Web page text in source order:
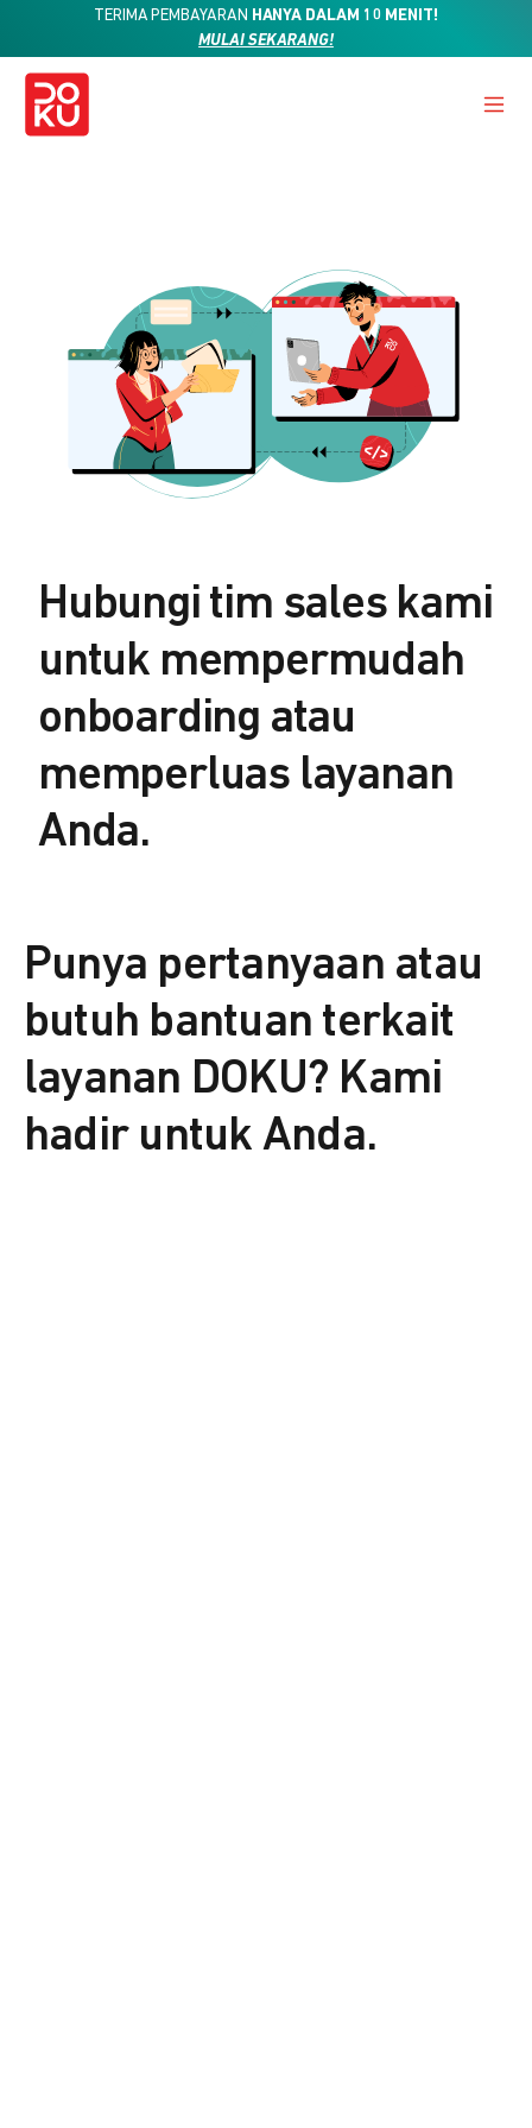
TERIMA PEMBAYARAN HANYA DALAM 10 MENIT!
MULAI SEKARANG!
Hubungi tim sales kami
untuk mempermudah
onboarding atau
memperluas layanan
Anda.
Punya pertanyaan atau
butuh bantuan terkait
layanan DOKU? Kami
hadir untuk Anda.